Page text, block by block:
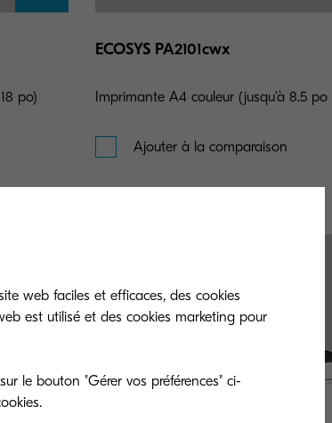
po)
ECOSYS PA2101cwx
Imprimante A4 couleur (jusqu'à 8.5 po
Ajouter à la comparaison
web faciles et efficaces, des cookies
est utilisé et des cookies marketing pour
le bouton "Gérer vos préférences" ci-
dessous, ou sélectionner "Accepter tout" pour continuer à accepter tous les cookies.